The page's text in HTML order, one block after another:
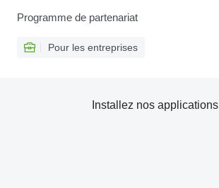
Programme de partenariat
Pour les entreprises
Installez nos applications